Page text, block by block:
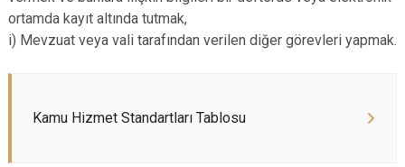
ortamda kayıt altında tutmak,
i) Mevzuat veya vali tarafından verilen diğer görevleri yapmak.
Kamu Hizmet Standartları Tablosu